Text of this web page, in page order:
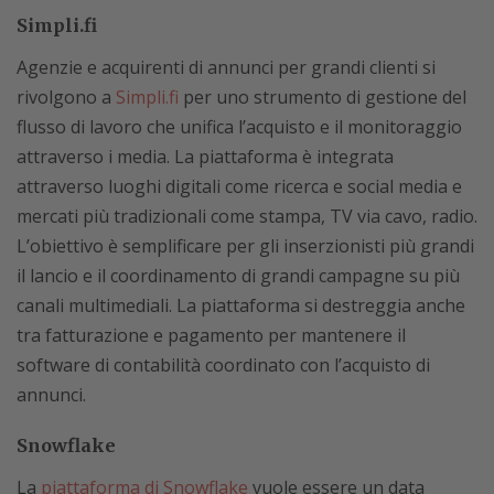
Simpli.fi
Agenzie e acquirenti di annunci per grandi clienti si
rivolgono a Simpli.fi per uno strumento di gestione del
flusso di lavoro che unifica l’acquisto e il monitoraggio
attraverso i media. La piattaforma è integrata
attraverso luoghi digitali come ricerca e social media e
mercati più tradizionali come stampa, TV via cavo, radio.
L’obiettivo è semplificare per gli inserzionisti più grandi
il lancio e il coordinamento di grandi campagne su più
canali multimediali. La piattaforma si destreggia anche
tra fatturazione e pagamento per mantenere il
software di contabilità coordinato con l’acquisto di
annunci.
Snowflake
La piattaforma di Snowflake vuole essere un data